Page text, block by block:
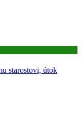
starostovi, útok